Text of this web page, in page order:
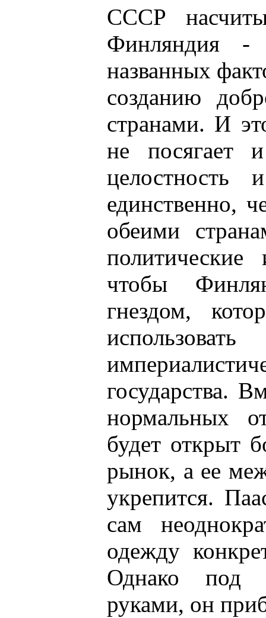
СССР
Финляндия
названных
созданию
странами. И
не посягает
целостность
единственно,
обеими
чтобы
гнездом,
государства.
нормальных
будет открыт
рынок, а ее
укрепится.
сам
одежду
Однако под
руками, он